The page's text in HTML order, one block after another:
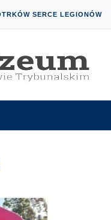
SERCE LEGIONÓW